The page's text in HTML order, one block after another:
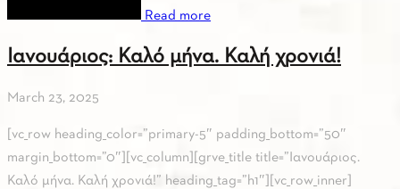
Read more
Ιανουάριος: Καλό μήνα. Καλή χρονιά!
March 23, 2025
[vc_row heading_color=”primary-5″ padding_bottom=”50″
margin_bottom=”0″][vc_column][grve_title title=”Ιανουάριος.
Καλό μήνα. Καλή χρονιά!” heading_tag=”h1″][vc_row_inner]